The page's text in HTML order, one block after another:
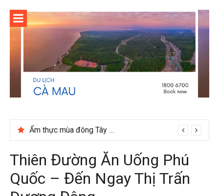
content
Ẩm thực mùa đông Tây Bắc có gì đặc biệt
Thiên Đường Ăn Uống Phú
Quốc – Đến Ngay Thị Trấn